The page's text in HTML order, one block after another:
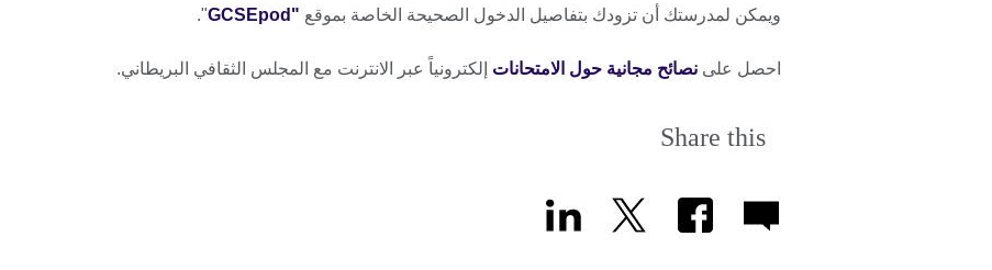
ويمكن لمدرستك أن تزودك بتفاصيل الدخول الصحيحة الخاصة بموقع "GCSEpod
".
احصل على نصائح مجانية حول الامتحانات إلكترونياً عبر الانترنت مع المجلس الثقافي البريطاني.
Share this